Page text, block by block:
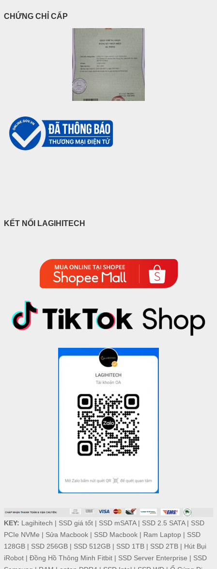
CHỨNG CHỈ CẤP
KẾT NỐI LAGIHITECH
KEY: Lagihitech | SSD giá tốt| SSD mSATA| SSD 2.5 SATA| SSD
PCIe NVMe | Sửa Macbook| SSD Macbook| Ram Laptop| SSD
128GB| SSD 256GB| SSD 512GB| SSD 1TB| SSD 2TB| Hút Bụi
iRobot| Đồng Hồ Thông Minh Fitbit| SSD Server Enterprise | SSD